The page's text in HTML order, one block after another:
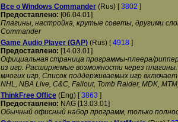
Все о Windows Commander(Rus) [3802 ]
Предоставлено: [06.04.01]
Плагины, настройка, крутые советы, другими
Commander
Game Audio Player (GAP)(Rus) [4918 ]
Предоставлено: [14.03.01]
Официальная страница программы-плеера/
из игр. Расширяемые возможности через
многих игр. Список поддерживаемых игр
NHL, NBA Live, C&C, Fallout, Tomb Raider, MDK,
ThinkFree Office(Eng) [3863 ]
Предоставлено: NAG [13.03.01]
Обычный офисный набор программ, только